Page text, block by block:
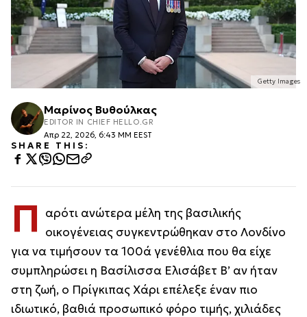
Getty Images
Μαρίνος Βυθούλκας
EDITOR IN CHIEF HELLO.GR
Απρ 22, 2026, 6:43 ΜΜ EEST
SHARE THIS:
Π αρότι ανώτερα μέλη της βασιλικής
οικογένειας συγκεντρώθηκαν στο Λονδίνο
για να τιμήσουν τα 100ά γενέθλια που θα είχε
συμπληρώσει η Βασίλισσα Ελισάβετ Β’ αν ήταν
στη ζωή, ο Πρίγκιπας Χάρι επέλεξε έναν πιο
ιδιωτικό, βαθιά προσωπικό φόρο τιμής, χιλιάδες